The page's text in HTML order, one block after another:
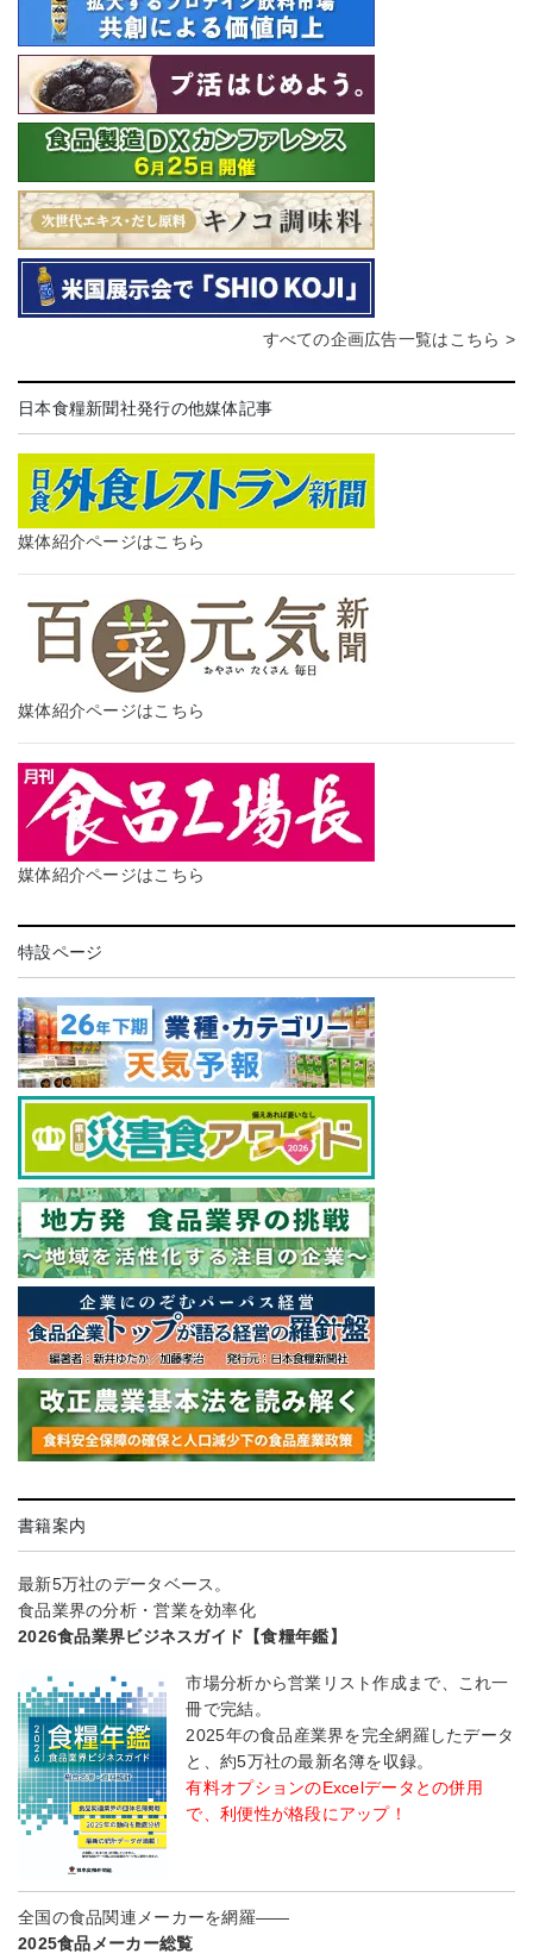
すべての企画広告一覧はこちら >
日本食糧新聞社発行の他媒体記事
媒体紹介ページはこちら
媒体紹介ページはこちら
媒体紹介ページはこちら
特設ページ
書籍案内
最新5万社のデータベース。
食品業界の分析・営業を効率化
2026食品業界ビジネスガイド【食糧年鑑】
市場分析から営業リスト作成まで、これ一
冊で完結。
2025年の食品産業界を完全網羅したデータ
と、約5万社の最新名簿を収録。
有料オプションのExcelデータとの併用
で、利便性が格段にアップ！
全国の食品関連メーカーを網羅――
2025食品メーカー総覧